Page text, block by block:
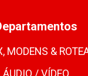
MODENS &